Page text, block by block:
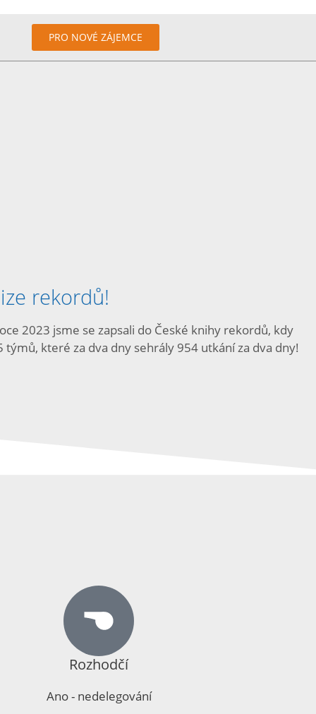
PRO NOVÉ ZÁJEMCE
rekordů!
2023 jsme se zapsali do České knihy rekordů, kdy
které za dva dny sehrály 954 utkání za dva dny!
Rozhodčí
Ano - nedelegování